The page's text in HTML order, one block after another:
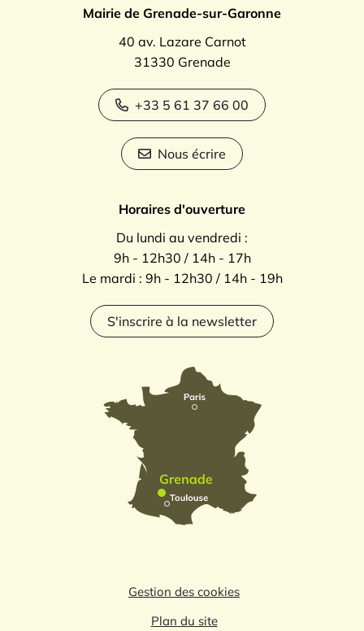
Mairie de Grenade-sur-Garonne
40 av. Lazare Carnot
31330 Grenade
+33 5 61 37 66 00
Nous écrire
Horaires d'ouverture
Du lundi au vendredi :
9h - 12h30 / 14h - 17h
Le mardi : 9h - 12h30 / 14h - 19h
S'inscrire à la newsletter
Gestion des cookies
Plan du site